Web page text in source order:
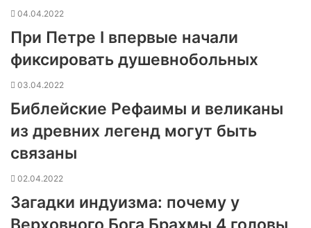
04.04.2022
При Петре I впервые начали
фиксировать душевнобольных
03.04.2022
Библейские Рефаимы и великаны
из древних легенд могут быть
связаны
02.04.2022
Загадки индуизма: почему у